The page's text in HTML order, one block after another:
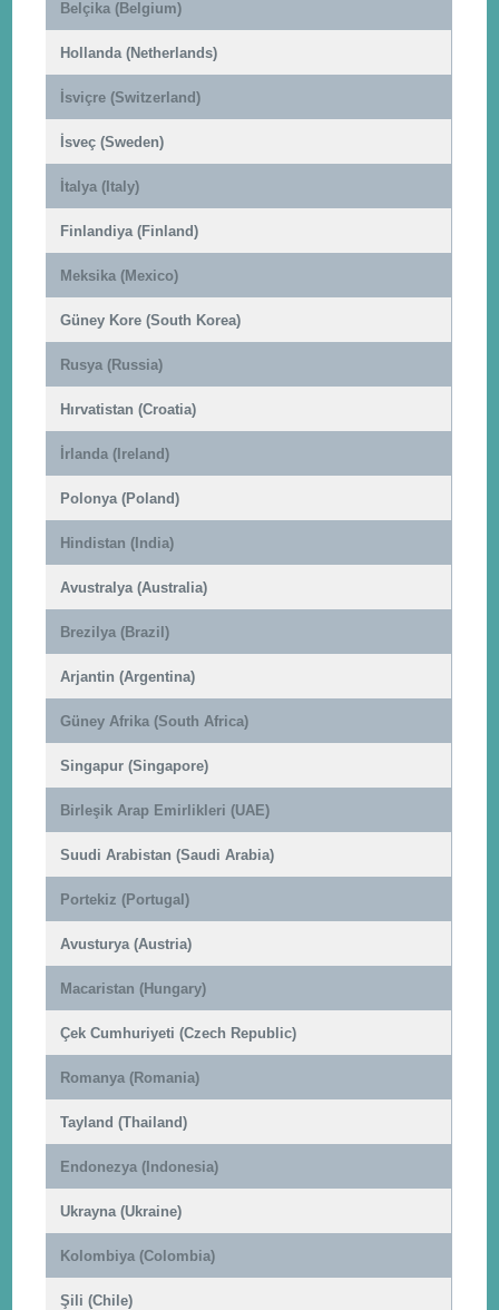
Belçika (Belgium)
Hollanda (Netherlands)
İsviçre (Switzerland)
İsveç (Sweden)
İtalya (Italy)
Finlandiya (Finland)
Meksika (Mexico)
Güney Kore (South Korea)
Rusya (Russia)
Hırvatistan (Croatia)
İrlanda (Ireland)
Polonya (Poland)
Hindistan (India)
Avustralya (Australia)
Brezilya (Brazil)
Arjantin (Argentina)
Güney Afrika (South Africa)
Singapur (Singapore)
Birleşik Arap Emirlikleri (UAE)
Suudi Arabistan (Saudi Arabia)
Portekiz (Portugal)
Avusturya (Austria)
Macaristan (Hungary)
Çek Cumhuriyeti (Czech Republic)
Romanya (Romania)
Tayland (Thailand)
Endonezya (Indonesia)
Ukrayna (Ukraine)
Kolombiya (Colombia)
Şili (Chile)